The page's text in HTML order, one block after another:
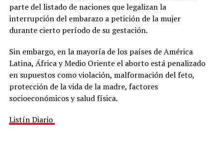
parte del listado de naciones que legalizan la
interrupción del embarazo a petición de la mujer
durante cierto período de su gestación.
Sin embargo, en la mayoría de los países de América
Latina, África y Medio Oriente el aborto está penalizado
en supuestos como violación, malformación del feto,
protección de la vida de la madre, factores
socioeconómicos y salud física.
Listín Diario